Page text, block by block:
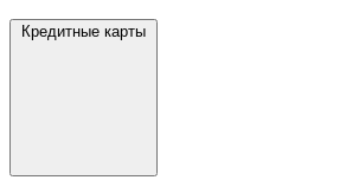
Кредитные карты